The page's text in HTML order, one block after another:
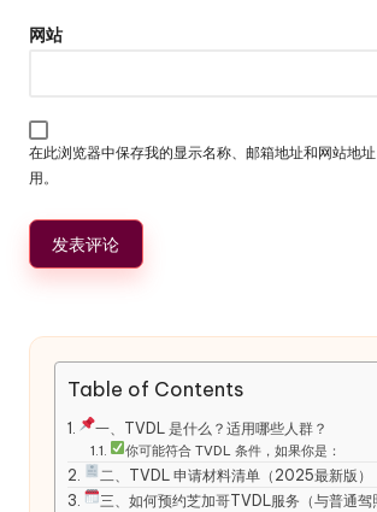
网站
在此浏览器中保存我的显示名称、邮箱地址和网站地
用。
Table of Contents
一、TVDL 是什么？适用哪些人群？
你可能符合 TVDL 条件，如果你是：
二、TVDL 申请材料清单（2025最新版）
三、如何预约芝加哥TVDL服务（与普通驾